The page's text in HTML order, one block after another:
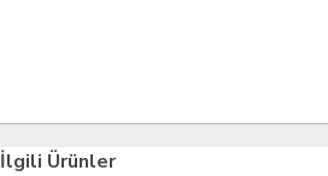
İlgili Ürünler